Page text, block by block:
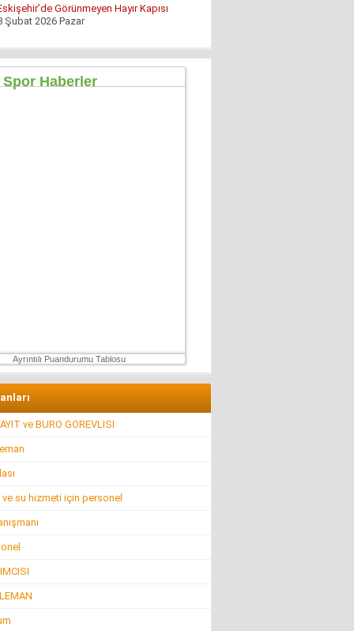
Görünmeyen Hayır Kapısı
Şubat 2026 Pazar
TIKIZ
Merkezinde Tepinmeyi Bırakın Artık
Ayrıntılı Puandurumu Tablosu
ve BURO GOREVLISI
su hizmeti için personel